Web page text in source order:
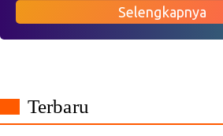
Selengkapnya
Terbaru